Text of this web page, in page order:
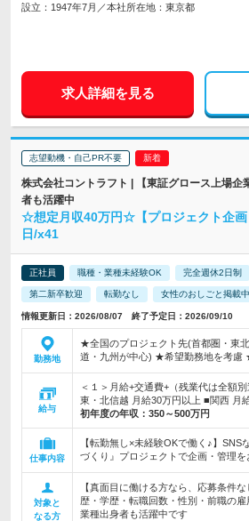
設立：1947年7月／本社所在地：東京都
求人詳細を見る
志望動機・自己PR不要
株式会社コントラフト | 【東証グロース上場
者も活躍中
☆想定月収40万円☆【プロジェクト企画
日/x41
正社員 職種・業種未経験OK 完全週休2日制
第二新卒歓迎 転勤なし 女性のおしごと掲載中
情報更新日：2026/08/07 終了予定日：2026/09/10
勤務地
★全国のプロジェクト先(首都圏・東
道・九州が中心) ★希望勤務地を考慮
給与
＜１＞月給+交通費+（残業代は全額
東・北信越 月給30万円以上 ■関西 月
初年度の年収： 350～500万円
仕事内容
【転勤無し×未経験OKで働く♪】SNS
づくり』プロジェクトで企画・管理を
対象と
なる方
【真面目に働ける方なら、応募条件
歴・学歴・転職回数・性別・前職の
業種出身者も活躍中です